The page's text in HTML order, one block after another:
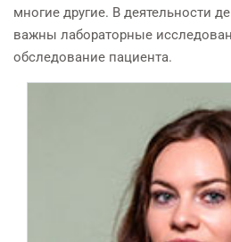
многие другие. В деятельности
важны лабораторные
обследование пациента.